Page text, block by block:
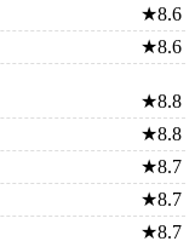
★8.6
★8.6
★8.8
★8.8
★8.7
★8.7
★8.7